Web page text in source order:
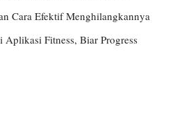
Cara Efektif Menghilangkannya
Aplikasi Fitness, Biar Progress